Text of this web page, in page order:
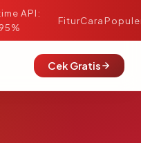
API:
FiturCara
Cek Gratis